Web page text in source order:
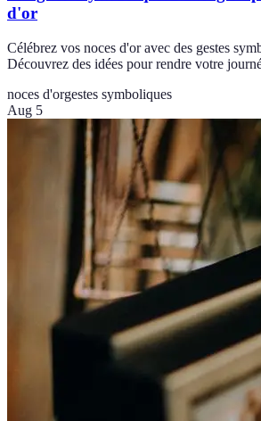
d'or
Célébrez vos noces d'or avec des gestes
Découvrez des idées pour rendre votre
noces d'orgestes symboliques
Aug 5